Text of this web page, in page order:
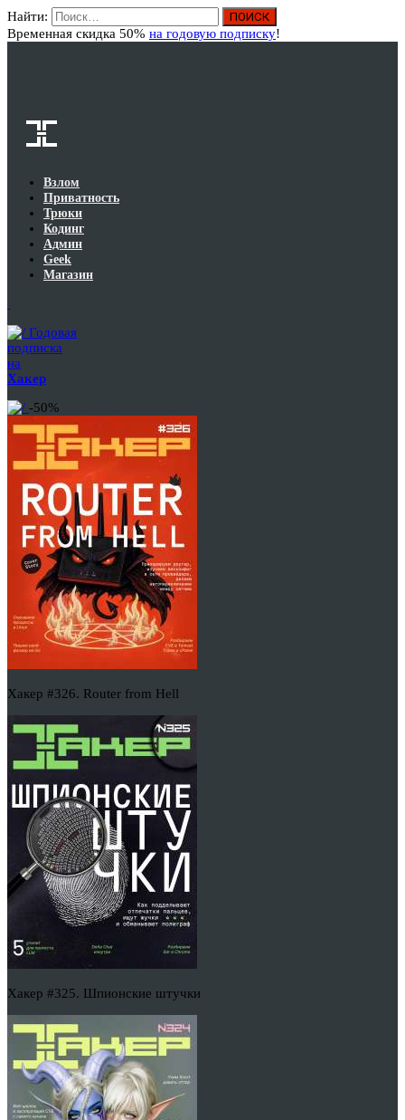
Найти:
Временная скидка 50% на годовую подписку!
Взлом
Приватность
Трюки
Кодинг
Админ
Geek
Магазин
Годовая
подписка
на
Хакер
-50%
Хакер #326. Router from Hell
Хакер #325. Шпионские штучки